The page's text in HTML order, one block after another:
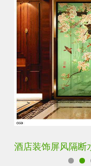
酒店装饰屏风隔断